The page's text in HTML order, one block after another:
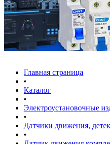
Главная страница
•
Каталог
•
Электроустановочные
•
Датчики движения,
•